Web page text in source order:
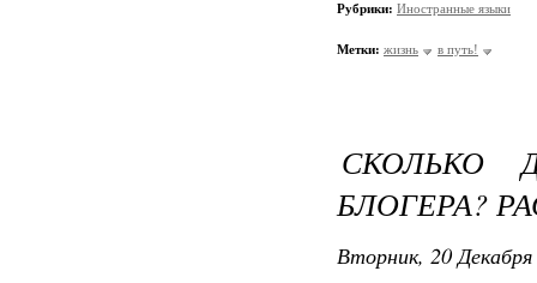
Рубрики: Иностранные языки
Метки: жизнь в путь!
СКОЛЬКО
БЛОГЕРА?
Вторник, 20